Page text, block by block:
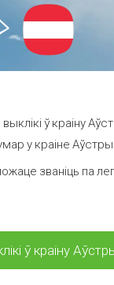
ў краіну
у краіне Аўстрыя
званіць па
ў краіну